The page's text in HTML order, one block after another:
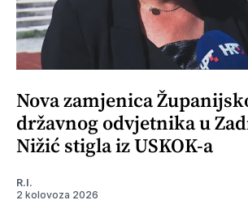
Nova zamjenica
državnog odvjetnika u
Nižić stigla iz USKOK-a
R.I.
2 kolovoza 2026